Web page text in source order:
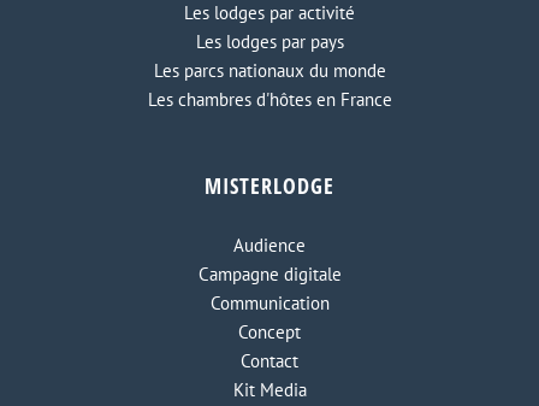
Les lodges par activité
Les lodges par pays
Les parcs nationaux du monde
Les chambres d'hôtes en France
MISTERLODGE
Audience
Campagne digitale
Communication
Concept
Contact
Kit Media